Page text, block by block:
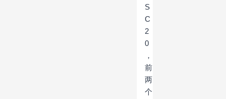
S
C
2
0
，
前
两
个